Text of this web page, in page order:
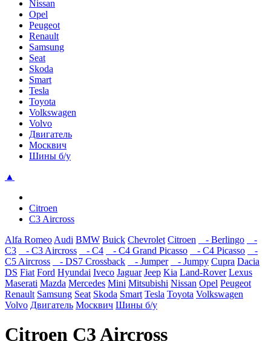
Nissan
Opel
Peugeot
Renault
Samsung
Seat
Skoda
Smart
Tesla
Toyota
Volkswagen
Volvo
Двигатель
Москвич
Шины б/у
▲
Citroen
C3 Aircross
Alfa Romeo Audi BMW Buick Chevrolet Citroen - Berlingo
-
C3
- C3 Aircross - C4 - C4 Grand Picasso - C4 Picasso
-
C5 Aircross
- DS7 Crossback - Jumper - Jumpy Cupra Dacia
DS Fiat Ford Hyundai Iveco Jaguar Jeep Kia Land-Rover Lexus
Maserati Mazda Mercedes Mini Mitsubishi Nissan Opel Peugeot
Renault Samsung Seat Skoda Smart Tesla Toyota Volkswagen
Volvo Двигатель Москвич Шины б/у
Citroen C3 Aircross